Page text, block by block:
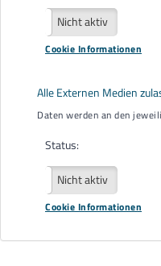
Nicht aktiv
Cookie Informationen
Alle Externen Medien
Daten werden an den
Status:
Nicht aktiv
Cookie Informationen